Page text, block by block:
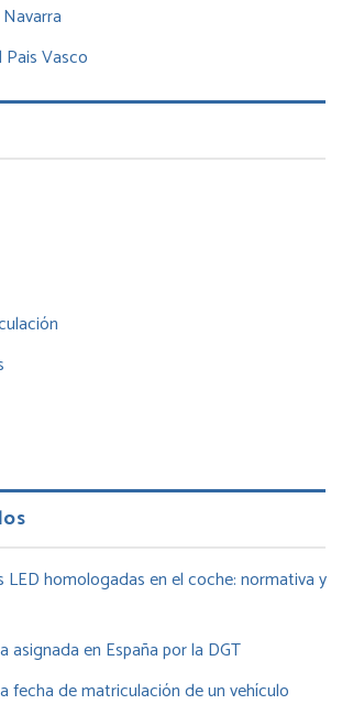
Vasco
LED homologadas en el coche: normativa y
asignada en España por la DGT
fecha de matriculación de un vehículo